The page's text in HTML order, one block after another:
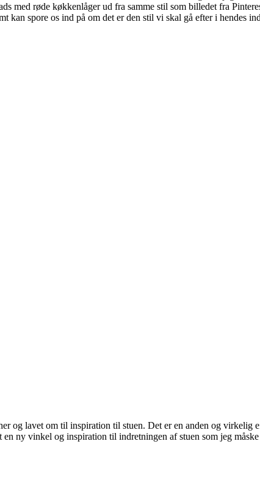
med røde køkkenlåger ud fra samme stil som billedet fra
kan spore os ind på om det er den stil vi skal gå efter i hendes
og lavet om til inspiration til stuen. Det er en anden og virkelig
ny vinkel og inspiration til indretningen af stuen som jeg